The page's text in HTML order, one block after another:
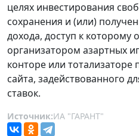
целях инвестирования
сохранения и (или)
дохода, доступ к которому
организатором азартных
конторе или тотализаторе
сайта, задействованного
ставок.
Источник:ИА "ГАРАНТ"